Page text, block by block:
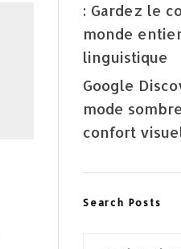
: Gardez le
monde
linguistique
Google
mode
confort
Search Posts